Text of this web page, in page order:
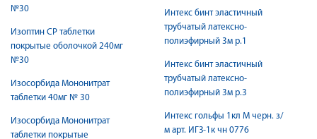
№30
Изоптин СР таблетки
покрытые оболочкой 240мг
№30
Изосорбида Мононитрат
таблетки 40мг № 30
Изосорбида Мононитрат
таблетки покрытые
Интекс бинт эластичный
трубчатый латексно-
полиэфирный 3м р.1
Интекс бинт эластичный
трубчатый латексно-
полиэфирный 3м р.3
Интекс гольфы 1кл М черн. з/
м арт. ИГЗ-1к чн 0776